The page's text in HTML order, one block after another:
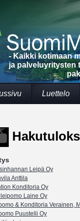
- Kaikki kotimaan
ja palveluyritysten
Luettelo
Leipä Oy
Anttila
Konditoria Oy
Laine Oy
& Konditoria Verainen,
Puustelli Oy